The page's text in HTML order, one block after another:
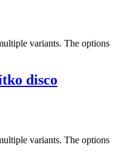
variants. The options
disco
variants. The options